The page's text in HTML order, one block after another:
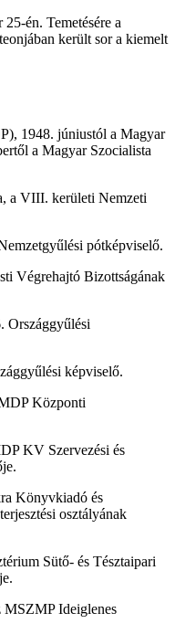
én. Temetésére a
került sor a kiemelt
1948. júniustól a Magyar
a Magyar Szocialista
a VIII. kerületi Nemzeti
pótképviselő.
Végrehajtó Bizottságának
Országgyűlési
képviselő.
Központi
KV Szervezési és
Könyvkiadó és
osztályának
Sütő- és Tésztaipari
MSZMP Ideiglenes